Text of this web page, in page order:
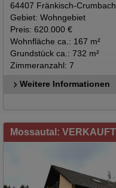
64407 Fränkisch-Crumbach
Gebiet: Wohngebiet
Preis: 620.000 €
Wohnfläche ca.: 167 m²
Grundstück ca.: 732 m²
Zimmeranzahl: 7
Weitere Informationen